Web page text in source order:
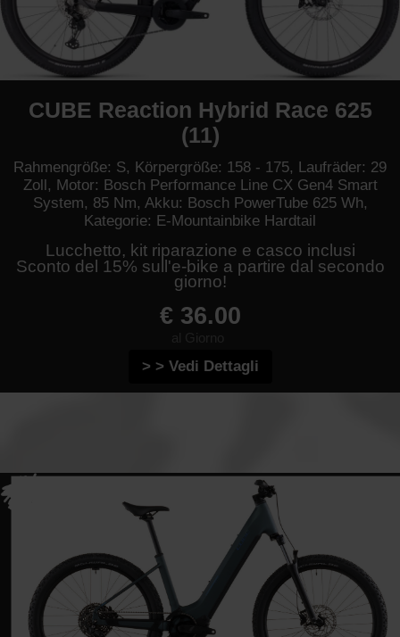
CUBE Reaction Hybrid Race 625
(11)
Rahmengröße: S, Körpergröße: 158 - 175, Laufräder: 29
Zoll, Motor: Bosch Performance Line CX Gen4 Smart
System, 85 Nm, Akku: Bosch PowerTube 625 Wh,
Kategorie: E-Mountainbike Hardtail
Lucchetto, kit riparazione e casco inclusi
Sconto del 15% sull'e-bike a partire dal secondo
giorno!
€ 36.00
> > Vedi Dettagli